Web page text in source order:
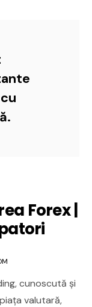
Forex |
cunoscută și
valutară,